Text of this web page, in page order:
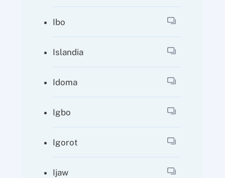
Ibo
Islandia
Idoma
Igbo
Igorot
Ijaw